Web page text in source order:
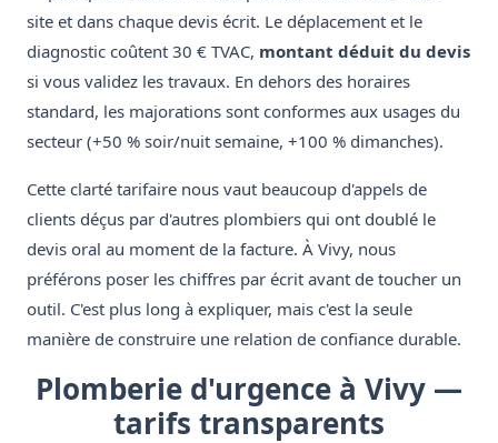
site et dans chaque devis écrit. Le déplacement et le
diagnostic coûtent 30 € TVAC, montant déduit du devis
si vous validez les travaux. En dehors des horaires
standard, les majorations sont conformes aux usages du
secteur (+50 % soir/nuit semaine, +100 % dimanches).
Cette clarté tarifaire nous vaut beaucoup d'appels de
clients déçus par d'autres plombiers qui ont doublé le
devis oral au moment de la facture. À Vivy, nous
préférons poser les chiffres par écrit avant de toucher un
outil. C'est plus long à expliquer, mais c'est la seule
manière de construire une relation de confiance durable.
Plomberie d'urgence à Vivy —
tarifs transparents